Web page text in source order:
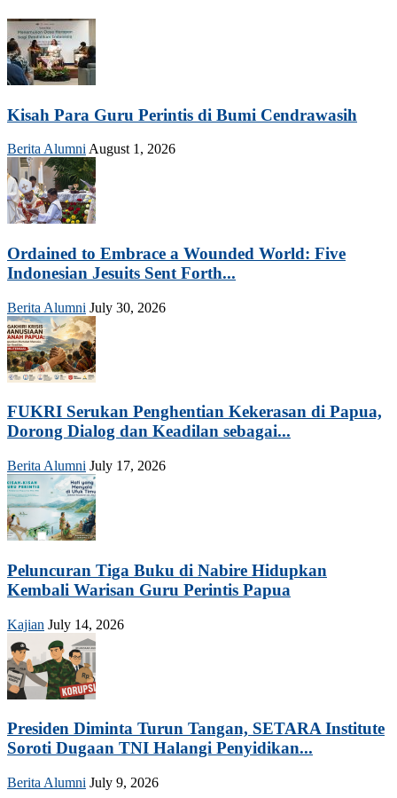
Kisah Para Guru Perintis di Bumi Cendrawasih
Berita Alumni August 1, 2026
Ordained to Embrace a Wounded World: Five
Indonesian Jesuits Sent Forth...
Berita Alumni July 30, 2026
FUKRI Serukan Penghentian Kekerasan di Papua,
Dorong Dialog dan Keadilan sebagai...
Berita Alumni July 17, 2026
Peluncuran Tiga Buku di Nabire Hidupkan
Kembali Warisan Guru Perintis Papua
Kajian July 14, 2026
Presiden Diminta Turun Tangan, SETARA Institute
Soroti Dugaan TNI Halangi Penyidikan...
Berita Alumni July 9, 2026